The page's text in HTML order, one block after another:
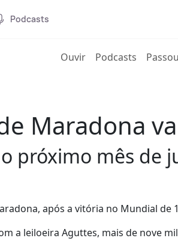
Podcasts
Ouvir(current)
Podcasts Passou
Maradona
próximo mês de
após a vitória no Mundial de
a leiloeira Aguttes, mais de nove